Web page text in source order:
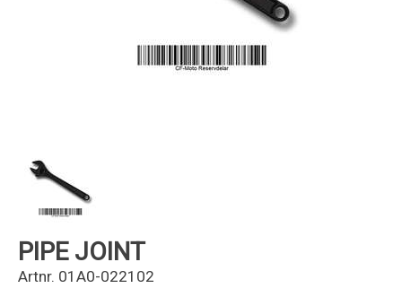
Sprängskisser
PIPE JOINT
Artnr. 01A0-022102